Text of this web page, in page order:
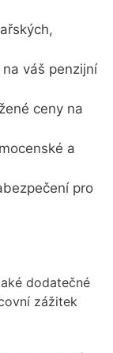
váš penzijní
ceny na
a
pro
dodatečné
zážitek